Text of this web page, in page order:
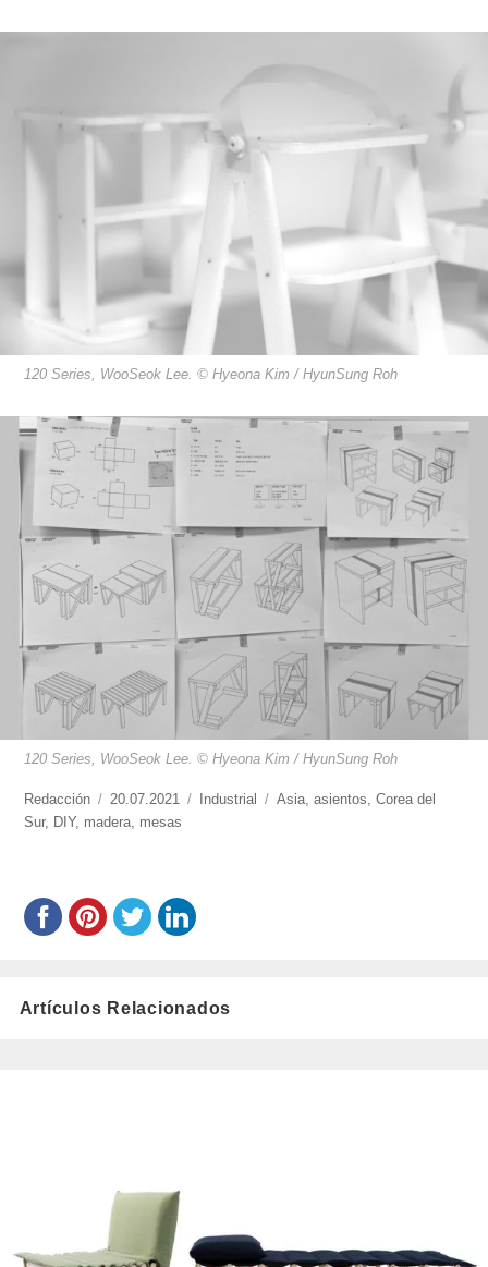
120 Series, WooSeok Lee. © Hyeona Kim / HyunSung Roh
120 Series, WooSeok Lee. © Hyeona Kim / HyunSung Roh
https://www.experimenta.es/author/redaccion/
Redacción
Publicado
el
20.07.2021 Categorías
Industrial Etiquetas
Asia,asientos,Corea del
Sur, DIY, madera, mesas
Artículos Relacionados